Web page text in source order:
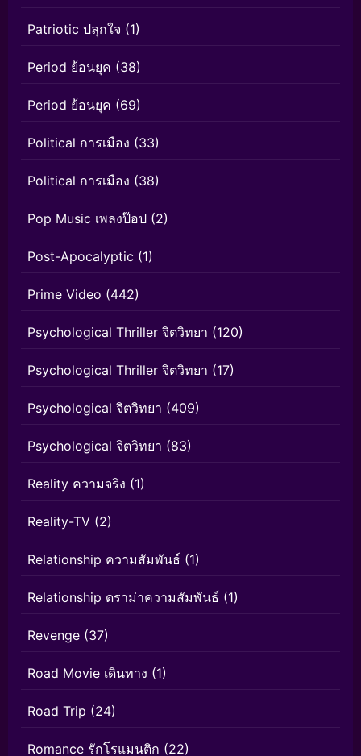
Patriotic ปลุกใจ (1)
Period ย้อนยุค (38)
Period ย้อนยุค (69)
Political การเมือง (33)
Political การเมือง (38)
Pop Music เพลงป๊อป (2)
Post-Apocalyptic (1)
Prime Video (442)
Psychological Thriller จิตวิทยา (120)
Psychological Thriller จิตวิทยา (17)
Psychological จิตวิทยา (409)
Psychological จิตวิทยา (83)
Reality ความจริง (1)
Reality-TV (2)
Relationship ความสัมพันธ์ (1)
Relationship ดราม่าความสัมพันธ์ (1)
Revenge (37)
Road Movie เดินทาง (1)
Road Trip (24)
Romance รักโรแมนติก (22)